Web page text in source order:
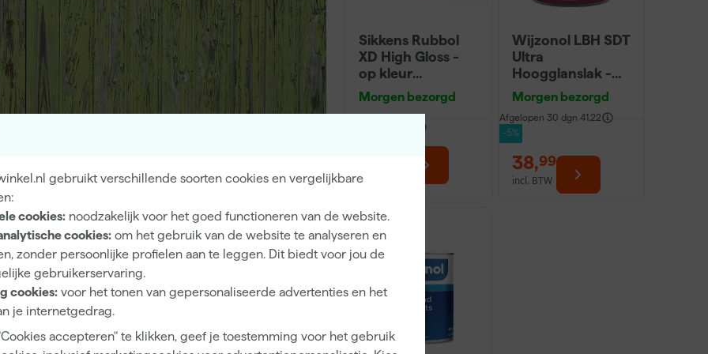
gebruikt verschillende soorten cookies en vergelijkbare
cookies: noodzakelijk voor het goed functioneren van de website.
cookies: om het gebruik van de website te analyseren en
zonder persoonlijke profielen aan te leggen. Dit biedt voor jou de
gebruikerservaring.
cookies: voor het tonen van gepersonaliseerde advertenties en het
je internetgedrag.
accepteren" te klikken, geef je toestemming voor het gebruik
een schutting te
voor hout én een grondverf. Bij voorkeur kies je een
HVvan Wijzonol en
twee lagen grondverf aan op de schutting. Met name
de perfecte dekking.
hout aan op de schutting. Voor grote vlakken kun je
Sikkens Rubbol
XD High Gloss -
op kleur
gemengd - 0,5L -
lak
Morgen bezorgd
incl. BTW
Wijzonol LBH SDT
Ultra
Hoogglanslak -
0,5L
Morgen bezorgd
Afgelopen 30 dgn 41,22
-5%
38,99
incl. BTW